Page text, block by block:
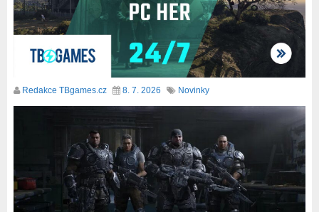
Redakce TBgames.cz 8. 7. 2026 Novinky